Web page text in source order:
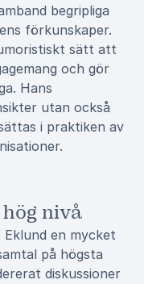
begripliga
förkunskaper.
sätt att
och gör
Hans
utan också
i praktiken av
nivå
en mycket
på högsta
diskussioner